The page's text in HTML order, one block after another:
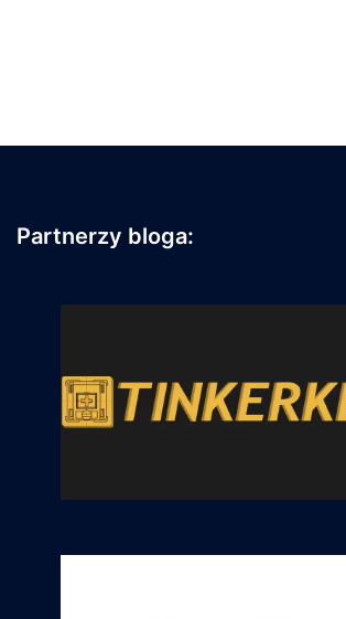
Partnerzy bloga: